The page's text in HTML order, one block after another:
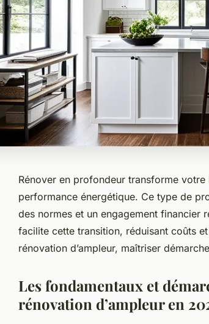
Rénover en profondeur transforme
performance énergétique. Ce type de
des normes et un engagement financier
facilite cette transition, réduisant coûts
rénovation d’ampleur, maîtriser
Les fondamentaux et
rénovation d’ampleur en